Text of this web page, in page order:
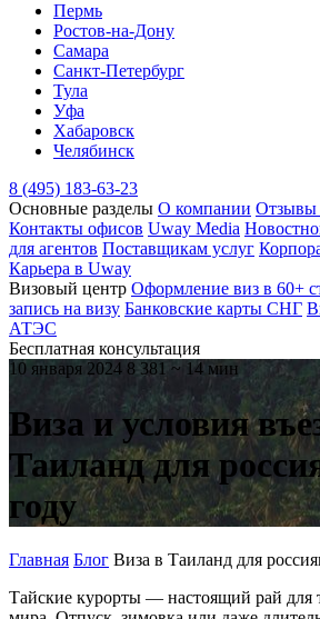
Пермь
Ростов-на-Дону
Самара
Санкт-Петербург
Тула
Уфа
Хабаровск
Челябинск
8 (495) 183-63-23
Основные разделы О компании Отзывы
Контакты офисов Uway Media
для агентов Поставщикам услуг
Карьера в Uway
Визовый центр Оформление виз в 60+
запись на визу Банковские карты СНГ
АТЭС
Бесплатная консультация
10 января 2024 8 381 ~ 14 мин
Виза и условия
Таиланд для
году
Главная Блог Виза в Таиланд для
Тайские курорты — настоящий рай для